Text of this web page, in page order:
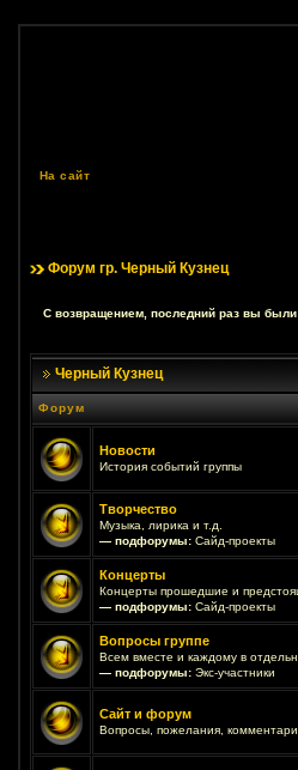
На сайт
Форум гр. Черный Кузнец
С возвращением, последний раз вы были
Черный Кузнец
Форум
Новости
История событий группы
Творчество
Музыка, лирика и т.д.
— подфорумы: Сайд-проекты
Концерты
Концерты прошедшие и
— подфорумы: Сайд-проекты
Вопросы группе
Всем вместе и каждому в
— подфорумы: Экс-участники
Сайт и форум
Вопросы, пожелания,